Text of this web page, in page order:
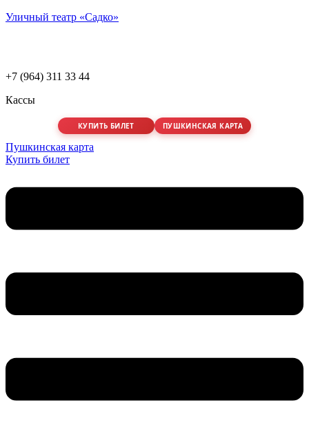
Уличный театр «Садко»
+7 (964) 311 33 44
Кассы
КУПИТЬ БИЛЕТ ПУШКИНСКАЯ КАРТА
Пушкинская карта
Купить билет